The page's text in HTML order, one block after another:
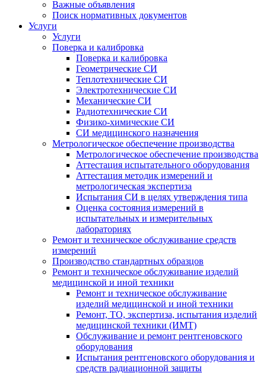
Важные объявления
Поиск нормативных документов
Услуги
Услуги
Поверка и калибровка
Поверка и калибровка
Геометрические СИ
Теплотехнические СИ
Электротехнические СИ
Механические СИ
Радиотехнические СИ
Физико-химические СИ
СИ медицинского назначения
Метрологическое обеспечение производства
Метрологическое обеспечение производства
Аттестация испытательного оборудования
Аттестация методик измерений и
метрологическая экспертиза
Испытания СИ в целях утверждения типа
Оценка состояния измерений в
испытательных и измерительных
лабораториях
Ремонт и техническое обслуживание средств
измерений
Производство стандартных образцов
Ремонт и техническое обслуживание изделий
медицинской и иной техники
Ремонт и техническое обслуживание
изделий медицинской и иной техники
Ремонт, ТО, экспертиза, испытания изделий
медицинской техники (ИМТ)
Обслуживание и ремонт рентгеновского
оборудования
Испытания рентгеновского оборудования и
средств радиационной защиты